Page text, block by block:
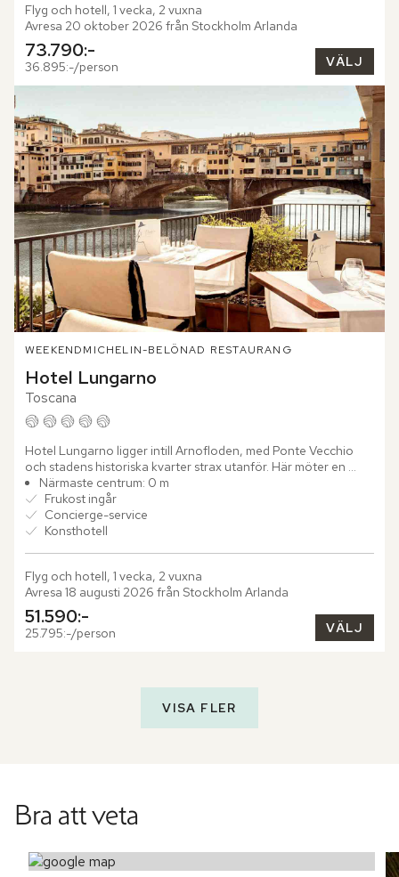
Flyg och hotell, 1 vecka, 2 vuxna
Avresa 20 oktober 2026 från Stockholm Arlanda
73.790:-
36.895:-/person VÄLJ
WEEKENDMICHELIN-BELÖNAD RESTAURANG
Hotel Lungarno
Toscana
Hotel Lungarno ligger intill Arnofloden, med Ponte Vecchio
och stadens historiska kvarter strax utanför. Här möter en
avslappnad färgpalett i blått, vitt och brunt en omfattande...
Närmaste centrum: 0 m
Frukost ingår
Concierge-service
Konsthotell
Flyg och hotell, 1 vecka, 2 vuxna
Avresa 18 augusti 2026 från Stockholm Arlanda
51.590:-
25.795:-/person VÄLJ
VISA FLER
Bra att veta